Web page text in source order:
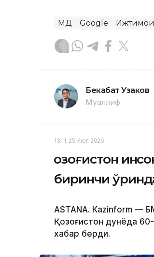
МДҲ Google
Бекабат Узаков
Муаллиф
13:11, 25 Июл 2026
Қозоғистон
биринчи
ASTANА. Кazinform —
Қозоғистон дунёда
хабар берди.